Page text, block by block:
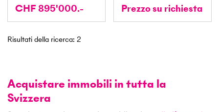
CHF 895'000.- Prezzo su richiesta
Risultati della ricerca: 2
Acquistare immobili in tutta la
Svizzera